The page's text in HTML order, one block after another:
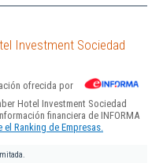
Investment Sociedad
ofrecida por
Hotel Investment Sociedad
financiera de INFORMA
Ranking de Empresas.